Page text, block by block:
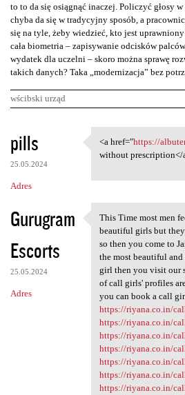
to to da się osiągnąć inaczej. Policzyć głosy
chyba da się w tradycyjny sposób, a
się na tyle, żeby wiedzieć, kto jest
cała biometria – zapisywanie odcisków
wydatek dla uczelni – skoro można sprawę
takich danych? Taka „modernizacja” bez
wścibski urząd
K
o
m
e
n
t
a
r
z
pills
25.05.2024
Adres
<a href="https://
<a href="https://
without prescription</
Gurugram
Escorts
25.05.2024
Adres
This Time most
This Time most men
beautiful girls but
so then you come to
the most beautiful
girl then you visit our
of call girls' profiles
you can book a call
https://riyana.co.in/
https://riyana.co.in/
https://riyana.co.in/
https://riyana.co.in/
https://riyana.co.in/
https://riyana.co.in/
https://riyana.co.in/